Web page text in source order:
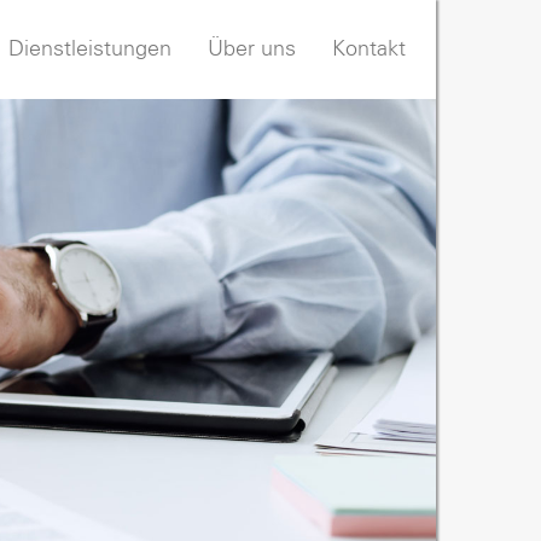
Dienstleistungen Über uns Kontakt